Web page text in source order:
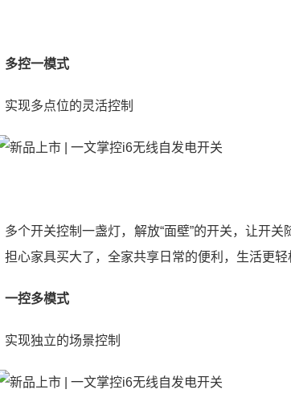
多控一模式
实现多点位的灵活控制
多个开关控制一盏灯，解放“面壁”的开关，让开
担心家具买大了，全家共享日常的便利，生活更轻
一控多模式
实现独立的场景控制